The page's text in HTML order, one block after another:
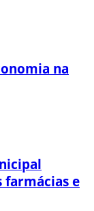
na
farmácias e